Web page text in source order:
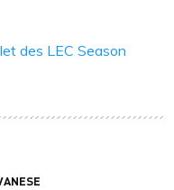
des LEC Season